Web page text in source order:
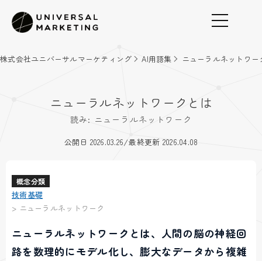
株式会社ユニバーサルマーケティング AI用語集 ニューラルネットワー
ニューラルネットワークとは
読み: ニューラルネットワーク
公開日 2026.03.26/最終更新 2026.04.08
概念分類
技術基礎
> ニューラルネットワーク
ニューラルネットワークとは、人間の脳の神経回
路を数理的にモデル化し、膨大なデータから複雑